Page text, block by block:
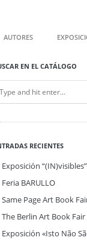
AUTORES
EN EL CATÁLOGO
RECIENTES
Exposición “(IN)visibles”
Feria BARULLO
Same Page Art Book
The Berlin Art Book
Exposición «Isto Não